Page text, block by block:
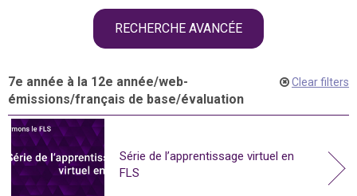
RECHERCHE AVANCÉE
7e année à la 12e année/web-
émissions/français de base/évaluation
Clear filters
Série de l’apprentissage virtuel en
FLS